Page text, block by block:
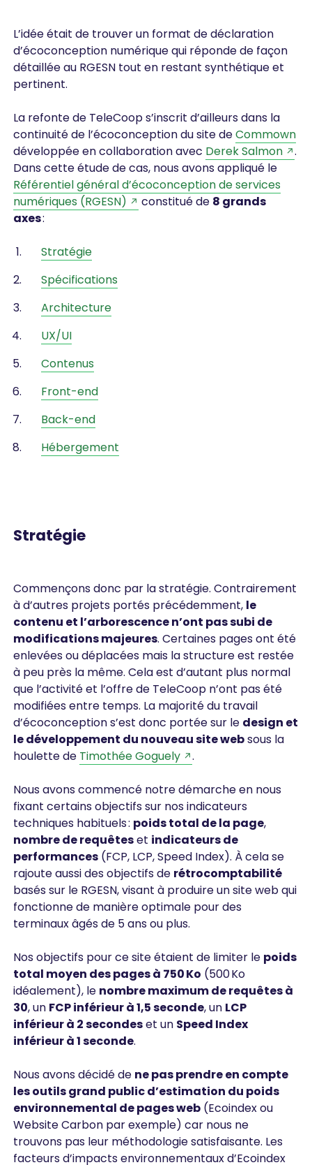
L’idée était de trouver un format de déclaration
d’écoconception numérique qui réponde de façon
détaillée au RGESN tout en restant synthétique et
pertinent.
La refonte de TeleCoop s’inscrit d’ailleurs dans la
continuité de l’écoconception du site deCommown
développée en collaboration avec Derek Salmon
.
Dans cette étude de cas, nous avons appliqué le
Référentiel général d’écoconception de services
numériques (RGESN)
constitué de 8 grands
axes:
Stratégie
Spécifications
Architecture
UX/UI
Contenus
Front-end
Back-end
Hébergement
Stratégie
Commençons donc par la stratégie. Contrairement
à d’autres projets portés précédemment, le
contenu et l’arborescence n’ont pas subi de
modifications majeures. Certaines pages ont été
enlevées ou déplacées mais la structure est restée
à peu près la même. Cela est d’autant plus normal
que l’activité et l’offre de TeleCoop n’ont pas été
modifiées entre temps. La majorité du travail
d’écoconception s’est donc portée sur le design et
le développement du nouveau site websous la
houlette de Timothée Goguely .
Nous avons commencé notre démarche en nous
fixant certains objectifs sur nos indicateurs
techniques habituels : poids total de la page,
nombre de requêteset indicateurs de
performances (FCP, LCP, Speed Index). À cela se
rajoute aussi des objectifs de rétrocomptabilité
basés sur le RGESN, visant à produire un site web qui
fonctionne de manière optimale pour des
terminaux âgés de 5 ans ou plus.
Nos objectifs pour ce site étaient de limiter le poids
total moyen des pages à 750 Ko (500 Ko
idéalement), le nombre maximum de requêtes à
30, un FCP inférieur à 1,5 seconde, un LCP
inférieur à 2 secondeset un Speed Index
inférieur à 1 seconde.
Nous avons décidé de ne pas prendre en compte
les outils grand public d’estimation du poids
environnemental de pages web (Ecoindex ou
Website Carbon par exemple) car nous ne
trouvons pas leur méthodologie satisfaisante. Les
facteurs d’impacts environnementaux d’Ecoindex